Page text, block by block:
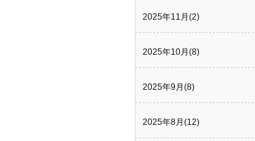
2025年11月(2)
2025年10月(8)
2025年9月(8)
2025年8月(12)